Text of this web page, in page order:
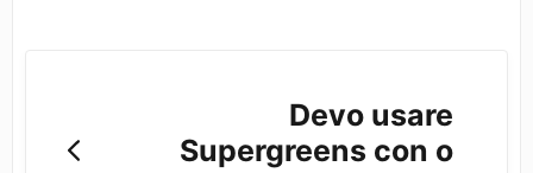
Devo usare
Supergreens con o